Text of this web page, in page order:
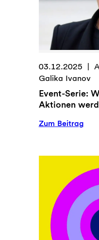
03.12.2025
Galika Ivanov
Event-Serie:
Aktionen
Zum Beitrag:
Wie
aus